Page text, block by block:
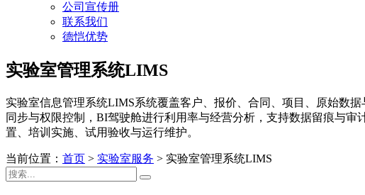
公司宣传册
联系我们
德恺优势
实验室管理系统LIMS
实验室信息管理系统LIMS系统覆盖客户、报价、合同、项目、原始数
同步与权限控制，BI驾驶舱进行利用率与经营分析，支持数据留痕与审
置、培训实施、试用验收与运行维护。
当前位置： 首页 > 实验室服务 > 实验室管理系统LIMS